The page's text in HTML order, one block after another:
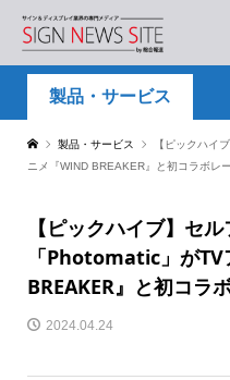
製品・サービス
製品・サービス
【ピックハイ
ニメ『WIND BREAKER』と初コラボレ
【ピックハイブ】セ
「Photomatic」が
BREAKER』と初コラ
2024.04.24